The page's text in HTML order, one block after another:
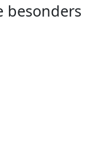
besonders